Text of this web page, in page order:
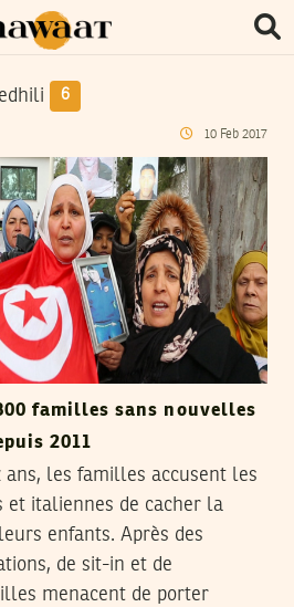
6
10 Feb 2017
familles sans nouvelles
2011
ans, les familles accusent les
et italiennes de cacher la
enfants. Après des
de sit-in et de
menacent de porter